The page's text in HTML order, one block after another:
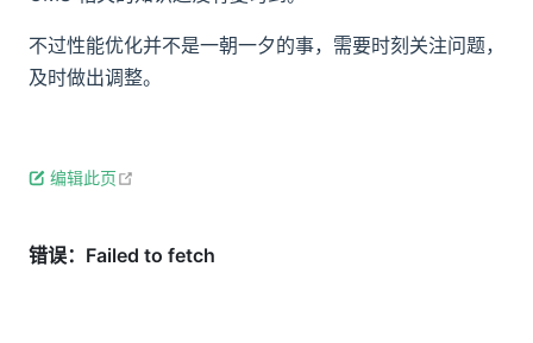
不过性能优化并不是一朝一夕的事，需要时刻关注问题，
及时做出调整。
编辑此页